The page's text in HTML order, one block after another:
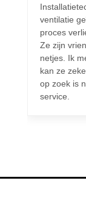
ventilatie
proces
Ze zijn
netjes. Ik
kan ze
op zoek is
service.